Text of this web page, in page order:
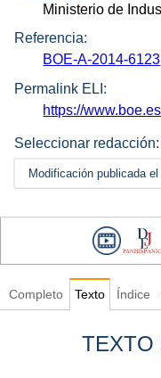
Ministerio de
Referencia:
BOE-A-2014-6123
Permalink ELI:
https://
Seleccionar redacción:
Modificación publicada
Completo Texto Índice
TEXTO